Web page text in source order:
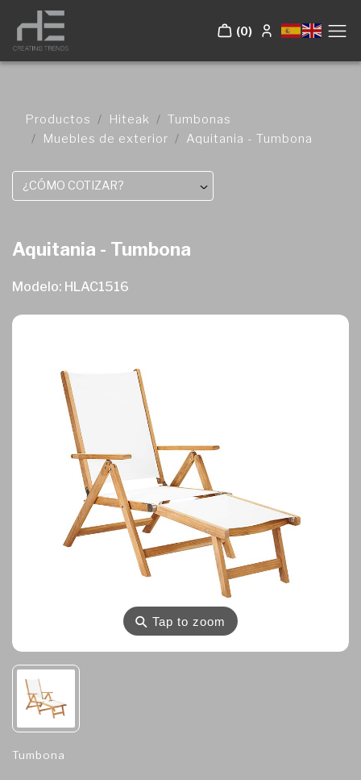
(0)
Productos Hiteak
Tumbonas
Muebles de exterior
Aquitania - Tumbona
¿CÓMO COTIZAR?
Aquitania - Tumbona
Modelo: HLAC1516
⚲Tap to zoom
Tumbona